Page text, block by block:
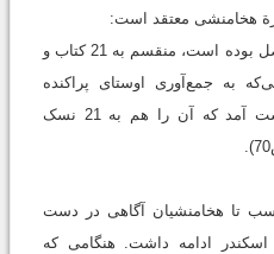
هخامنشی معتقد است:
اوستای هخامنشیان دارای 815 فصل بوده است، منقسم به 21 کتاب و
به جمع‌آوری اوستای پراکنده
پرداختند، فقط 348 فصل به دست آمد که آن را هم به 21 نسک
تا هخامنشیان آگاهی در دست
اسکندر ادامه داشت. هنگامی که